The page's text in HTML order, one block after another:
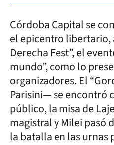
Córdoba Capital se
el epicentro libertario,
Derecha Fest”, el
mundo”, como lo
organizadores. El
Parisini— se encontró
público, la misa de
magistral y Milei pasó
la batalla en las urnas